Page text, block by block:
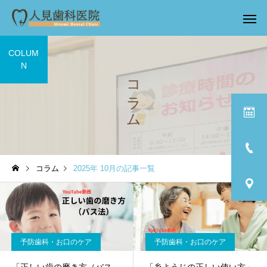
コラム
COLUM
N
コラム 2025年 10月の記事一覧
予防歯科・お口のケア 予防歯科・お口のケア